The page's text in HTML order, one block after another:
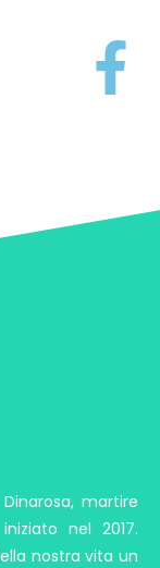
martire
nel 2017.
nostra vita un